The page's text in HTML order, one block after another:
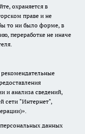
охраняется в
праве и не
то ни было форме, в
переработке не иначе
и анализа сведений,
сети "Интернет",
данных